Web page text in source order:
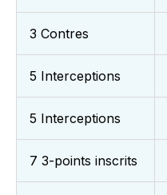
3 Contres
5 Interceptions
5 Interceptions
7 3-points inscrits